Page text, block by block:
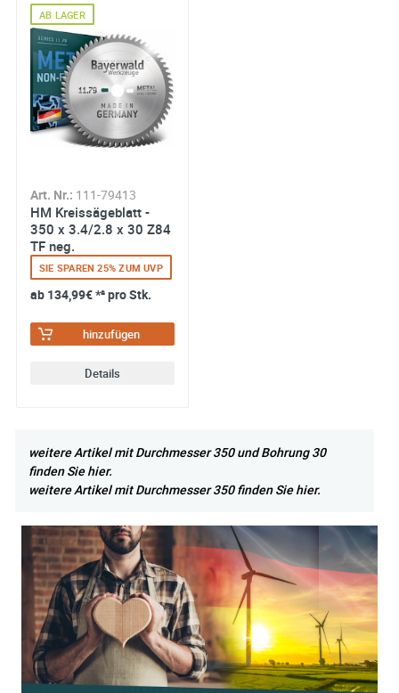
Art. Nr.: 111-79413
HM Kreissägeblatt -
350 x 3.4/2.8 x 30 Z84
TF neg.
AB LAGER
SIE SPAREN 25% ZUM UVP
ab 134,99€*² pro Stk.
hinzufügen
Details
weitere Artikel mit Durchmesser 350 und Bohrung 30
finden Sie hier.
weitere Artikel mit Durchmesser 350 finden Sie hier.